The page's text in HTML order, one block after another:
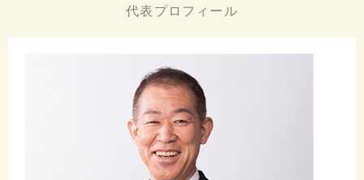
代表プロフィール